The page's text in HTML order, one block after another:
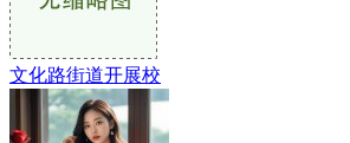
文化路街道开展校